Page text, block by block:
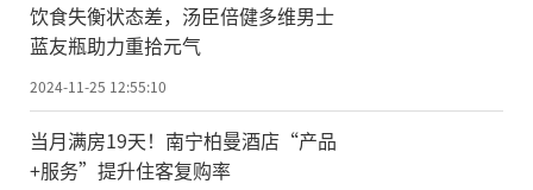
饮食失衡状态差，汤臣倍健多维男士
蓝友瓶助力重拾元气
2024-11-25 12:55:10
当月满房19天！南宁柏曼酒店“产品
+服务”提升住客复购率